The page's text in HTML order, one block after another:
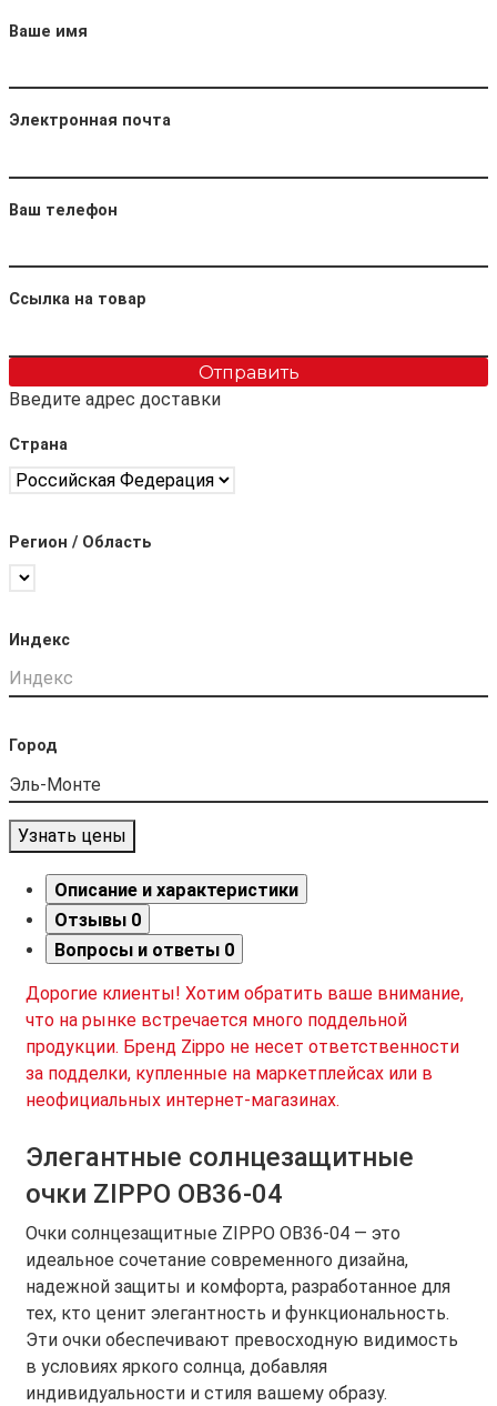
Ваше имя
Электронная почта
Ваш телефон
Ссылка на товар
Отправить
Введите адрес доставки
Страна
Регион / Область
Индекс
Город
Узнать цены
Описание и характеристики
Отзывы 0
Вопросы и ответы 0
Дорогие клиенты! Хотим обратить ваше внимание,
что на рынке встречается много поддельной
продукции. Бренд Zippo не несет ответственности
за подделки, купленные на маркетплейсах или в
неофициальных интернет-магазинах.
Элегантные солнцезащитные
очки ZIPPO OB36-04
Очки солнцезащитные ZIPPO OB36-04 — это
идеальное сочетание современного дизайна,
надежной защиты и комфорта, разработанное для
тех, кто ценит элегантность и функциональность.
Эти очки обеспечивают превосходную видимость
в условиях яркого солнца, добавляя
индивидуальности и стиля вашему образу.